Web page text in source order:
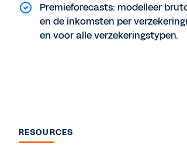
Premieforecasts: modelleer
en de inkomsten per
en voor alle verzekeringstypen.
RESOURCES